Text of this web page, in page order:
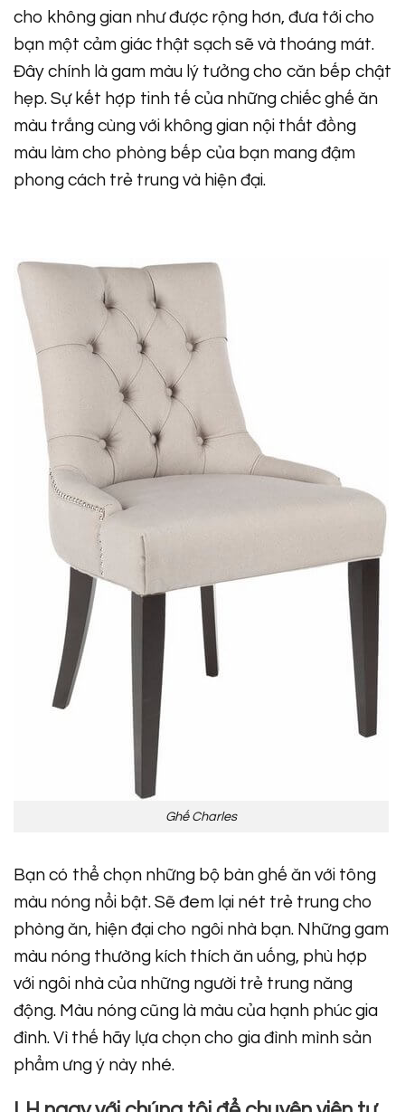
cho không gian như được rộng hơn, đưa tới cho
bạn một cảm giác thật sạch sẽ và thoáng mát.
Đây chính là gam màu lý tưởng cho căn bếp chật
hẹp. Sự kết hợp tinh tế của những chiếc ghế ăn
màu trắng cùng với không gian nội thất đồng
màu làm cho phòng bếp của bạn mang đậm
phong cách trẻ trung và hiện đại.
Ghế Charles
Bạn có thể chọn những bộ bàn ghế ăn với tông
màu nóng nổi bật. Sẽ đem lại nét trẻ trung cho
phòng ăn, hiện đại cho ngôi nhà bạn. Những gam
màu nóng thường kích thích ăn uống, phù hợp
với ngôi nhà của những người trẻ trung năng
động. Màu nóng cũng là màu của hạnh phúc gia
đình. Vì thế hãy lựa chọn cho gia đình mình sản
phẩm ưng ý này nhé.